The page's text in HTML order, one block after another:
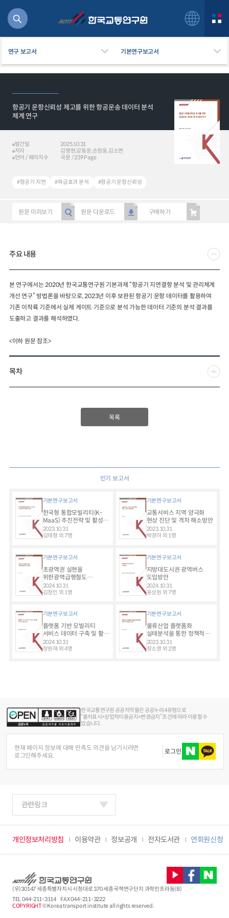
연구 보고서 기본연구보고서
항공기 운항신뢰성 제고를 위한 항공운송 데이터 분석
체계 연구
발간일
2025.10.31
저자
김명현,강동운,손정웅,김소연
언어 / 페이지수
국문 / 239 Page
#항공기 지연 #파급효과 분석 #항공기 운항신뢰성
원문 미리보기 원문 다운로드 구매하기
주요 내용
본 연구에서는 2020년 한국교통연구원 기본과제 “항공기 지연결항 분석 및 관리체계
개선 연구” 방법론을 바탕으로, 2023년 이후 보완된 항공기 운항 데이터를 활용하여
기존 이착륙 기준에서 실제 게이트 기준으로 분석 가능한 데이터 기준의 분석 결과를
도출하고 결과를 해석하였다.
<이하 원문 참조>
목차
목록
인기 보고서
기본연구보고서
한국형 통합모빌리티(K-
MaaS) 추진전략 및 활성화
방안
2023.10.31
김태형 외 7명
기본연구보고서
교통서비스 지역 양극화
현상 진단 및 격차 해소방안
2023.10.31
박경아 외 1명
기본연구보고서
초광역권 실현을
위한광역급행철도
추진방안
2024.10.31
김정인 외 1명
기본연구보고서
지방대도시권 광역버스
도입방안
2024.10.31
윤상원 외 7명
기본연구보고서
플랫폼 기반 모빌리티
서비스 데이터 구축 및 활용
방안
2024.10.31
장원재 외 4명
기본연구보고서
물류산업 플랫폼화
실태분석을 통한 정책적
대응방안 마련
2023.10.31
장소영 외 2명
한국교통연구원 공공저작물은 공공누리 4유형으로
“출처표시+상업적이용금지+변경금지” 조건에 따라 이용할 수
있습니다.
현재 페이지 정보에 대해 만족도 의견을 남기시려면
로그인해주세요.
로그인
개인정보처리방침 이용약관 정보공개 전자도서관 연회원신청
관련링크
(우)30147 세종특별자치시 시청대로 370 세종국책연구단지 과학인프라동(B)
TEL044-211-3114
FAX 044-211-3222
COPYRIGHT© Korea transport institute all rights reserved.
용
2024년 국가교통조사 및 분석
요약보고서
수단분담모형
여객OD현행화
권역별통행지표
사회경제지표
교통수요예측
2024.12.31
2024 생활물류 서비스 보
2025.09.30